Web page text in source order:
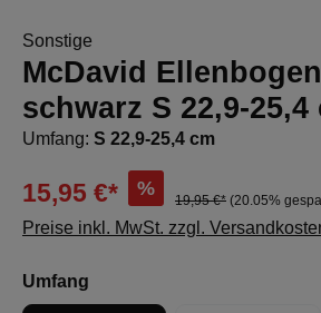
Sonstige
McDavid
schwarz S 22,9-25,4
Umfang: S 22,9-25,4 cm
15,95 €* %
19,95 €* (20.05%
Preise inkl. MwSt. zzgl.
Umfang